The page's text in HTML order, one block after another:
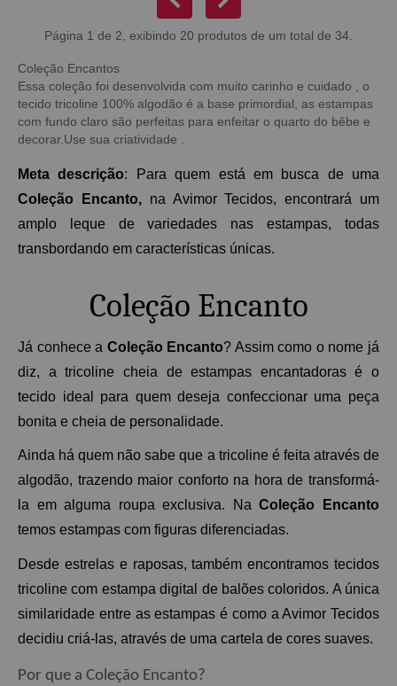
Página 1 de 2, exibindo 20 produtos de um total de 34.
Coleção Encantos
Essa coleção foi desenvolvida com muito carinho e cuidado , o
tecido tricoline 100% algodão é a base primordial, as estampas
com fundo claro são perfeitas para enfeitar o quarto do bêbe e
decorar.Use sua criatividade .
Meta descrição
Coleção Encanto, na Avimor Tecidos, encontrará um
amplo leque de variedades nas estampas, todas
transbordando em características únicas.
Coleção Encanto
Já conhece a Coleção Encanto? Assim como o nome já
diz, a tricoline cheia de estampas encantadoras é o
tecido ideal para quem deseja confeccionar uma peça
bonita e cheia de personalidade.
Ainda há quem não sabe que a tricoline é feita através de
algodão, trazendo maior conforto na hora de transformá-
la em alguma roupa exclusiva. Na
temos estampas com figuras diferenciadas.
Desde estrelas e raposas, também encontramos tecidos
tricoline com estampa digital de balões coloridos. A única
similaridade entre as estampas é como a Avimor Tecidos
decidiu criá-las, através de uma cartela de cores suaves.
Por que a Coleção Encanto?